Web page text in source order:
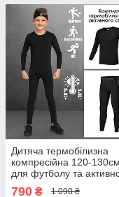
Дитяча термобілизна
компресійна 120-130см
для футболу та
спорту
790 ₴ 1 090 ₴